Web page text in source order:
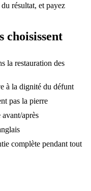
résultat, et payez
choisissent
la restauration des
à la dignité du défunt
pas la pierre
après
complète pendant tout